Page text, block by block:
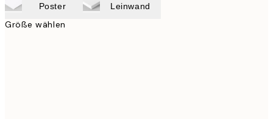
Poster Leinwand
Größe wählen